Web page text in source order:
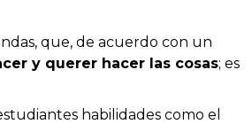
que, de acuerdo con un
y querer hacer las cosas; es
habilidades como el